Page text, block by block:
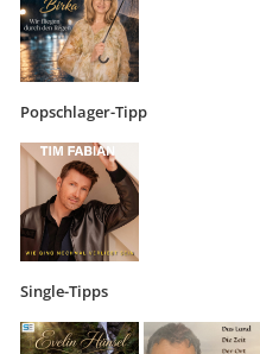
Popschlager-Tipp
Single-Tipps